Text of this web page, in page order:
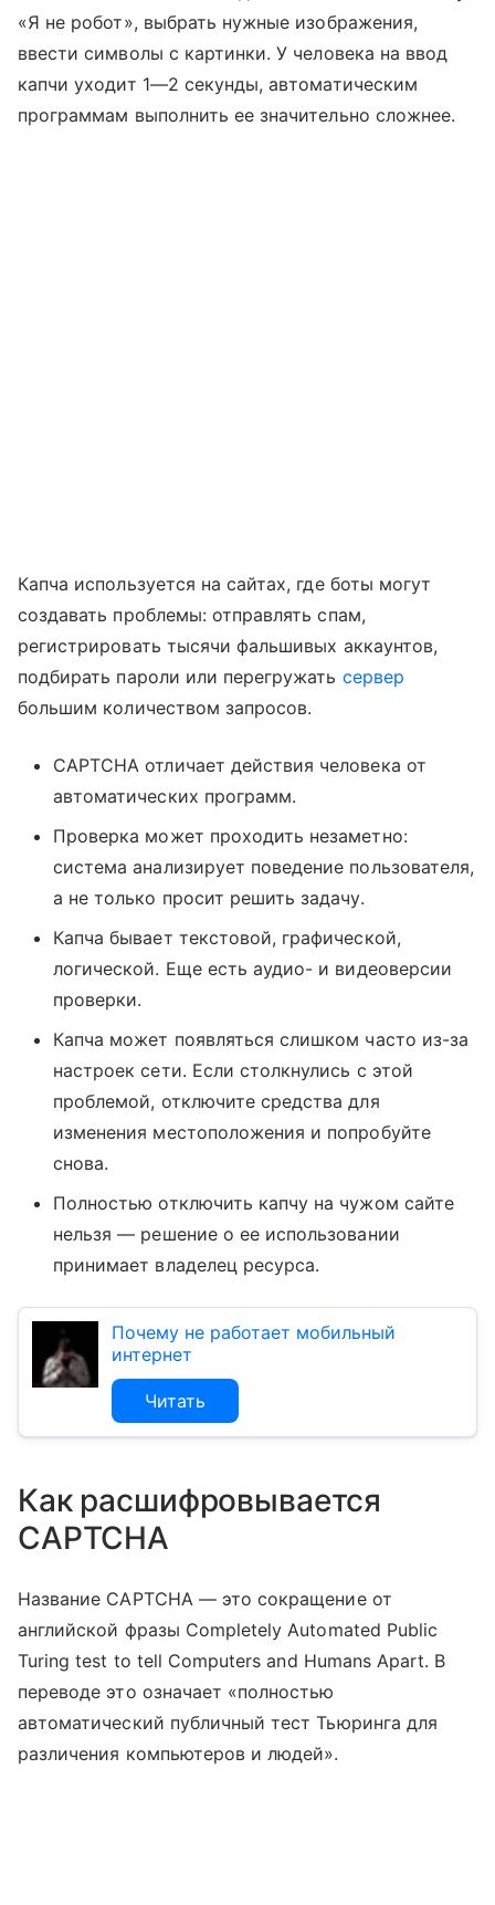
«Я не робот», выбрать нужные изображения,
ввести символы с картинки. У человека на ввод
капчи уходит 1—2 секунды, автоматическим
программам выполнить ее значительно сложнее.
Капча используется на сайтах, где боты могут
создавать проблемы: отправлять спам,
регистрировать тысячи фальшивых аккаунтов,
подбирать пароли или перегружать сервер
большим количеством запросов.
CAPTCHA отличает действия человека от
автоматических программ.
Проверка может проходить незаметно:
система анализирует поведение пользователя,
а не только просит решить задачу.
Капча бывает текстовой, графической,
логической. Еще есть аудио- и видеоверсии
проверки.
Капча может появляться слишком часто из-за
настроек сети. Если столкнулись с этой
проблемой, отключите средства для
изменения местоположения и попробуйте
снова.
Полностью отключить капчу на чужом сайте
нельзя — решение о ее использовании
принимает владелец ресурса.
Почему не работает мобильный
интернет
Читать
Как расшифровывается
CAPTCHA
Название CAPTCHA — это сокращение от
английской фразы Completely Automated Public
Turing test to tell Computers and Humans Apart. В
переводе это означает «полностью
автоматический публичный тест Тьюринга для
различения компьютеров и людей».